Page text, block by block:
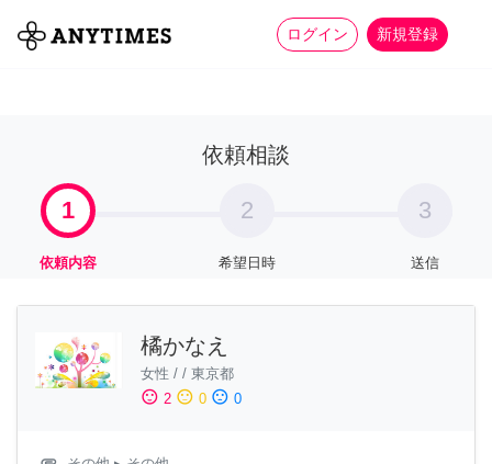
ログイン 新規登録
全て 家事 more_horiz
依頼相談
1
依頼内容
2
希望日時
3
送信
橘かなえ
女性 / / 東京都
sentiment_satisfied 2 sentiment_neutral 0 sentiment_dissatisfied 0